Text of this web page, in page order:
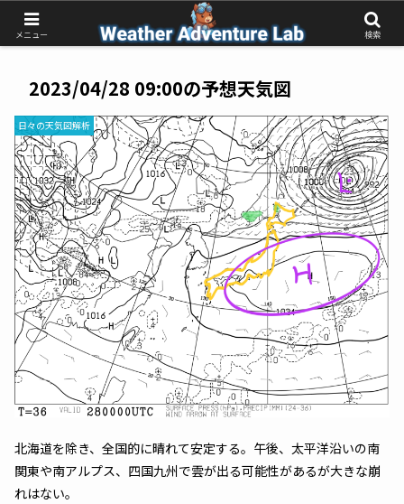
受動的な予報待ちから、能動的な気象判断へ
2023/04/28 09:00の予想天気図
日々の天気図解析
北海道を除き、全国的に晴れて安定する。午後、太平洋沿いの南
関東や南アルプス、四国九州で雲が出る可能性があるが大きな崩
れはない。
メニュー 検索